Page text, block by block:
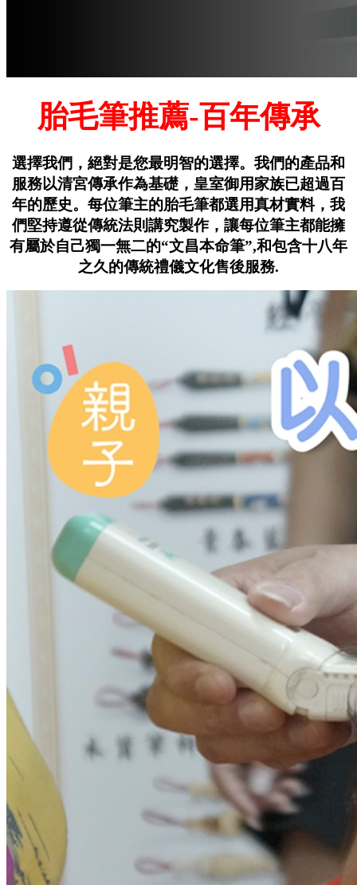
胎毛筆推薦-百年傳承
選擇我們，絕對是您最明智的選擇。我們的產品和
服務以清宮傳承作為基礎，皇室御用家族已超過百
年的歷史。每位筆主的胎毛筆都選用真材實料，我
們堅持遵從傳統法則講究製作，讓每位筆主都能擁
有屬於自己獨一無二的“文昌本命筆”,和包含十八年
之久的傳統禮儀文化售後服務.